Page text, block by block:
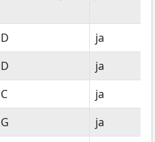
kom
D
ja
D
ja
C
ja
G
ja